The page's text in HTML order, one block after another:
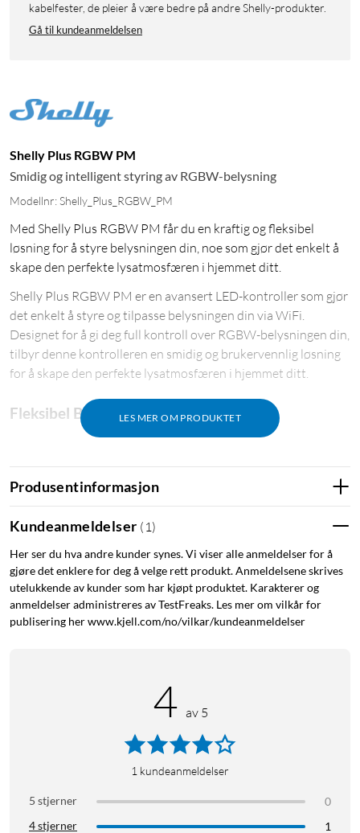
kabelfester, de pleier å være bedre på andre Shelly-produkter.
Gå til kundeanmeldelsen
Shelly Plus RGBW PM
Smidig og intelligent styring av RGBW-belysning
Modellnr: Shelly_Plus_RGBW_PM
Med Shelly Plus RGBW PM får du en kraftig og fleksibel
løsning for å styre belysningen din, noe som gjør det enkelt å
skape den perfekte lysatmosfæren i hjemmet ditt.
LES MER OM PRODUKTET
Shelly Plus RGBW PM er en avansert LED-kontroller som gjør
det enkelt å styre og tilpasse belysningen din via WiFi.
Designet for å gi deg full kontroll over RGBW-belysningen din,
tilbyr denne kontrolleren en smidig og brukervennlig løsning
for å skape den perfekte lysatmosfæren i hjemmet ditt.
Fleksibel Belysningsstyring
lysstyrke og temperatur på RGBW-belysningen din. Denne
kontrolleren gir deg muligheten til å skape den atmosfæren du
ønsker ved hjelp av smarttelefonen eller nettbrettet ditt.
Enten du vil ha et mykt, varmt lys for en avslappende kveld
eller et livlig, fargerikt lys for en fest, tilbyr Shelly Plus RGBW
PM den fleksibiliteten du trenger.
Enkel Installering og Bruk
appen, tilgjengelig for både iOS og Android. Du kan opprette
tidsplaner og automatiseringsregler for å styre belysningen
etter dine behov og preferanser. Med støtte for
stemmestyring via populære smarthjem-systemer, er den også
kompatibel med Alexa og Google Assistant, noe som gjør den
enda mer brukervennlig.
Produsentinformasjon
Kundeanmeldelser ( 1 )
Her ser du hva andre kunder synes. Vi viser alle anmeldelser for å
gjøre det enklere for deg å velge rett produkt. Anmeldelsene skrives
utelukkende av kunder som har kjøpt produktet. Karakterer og
anmeldelser administreres av TestFreaks. Les mer om vilkår for
publisering her www.kjell.com/no/vilkar/kundeanmeldelser
4 av 5
1 kundeanmeldelser
5 stjerner
0
4 stjerner
1